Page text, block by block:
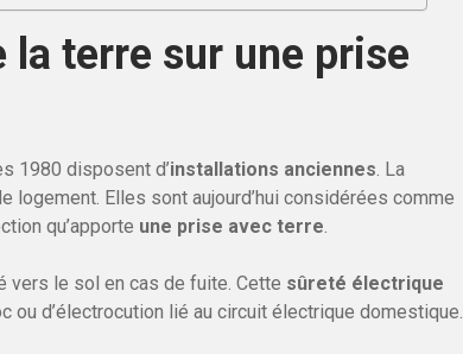
terre sur une prise
1980 disposent d’installations anciennes. La
logement. Elles sont aujourd’hui considérées comme
qu’apporte une prise avec terre.
vers le sol en cas de fuite. Cette sûreté électrique
d’électrocution lié au circuit électrique domestique.